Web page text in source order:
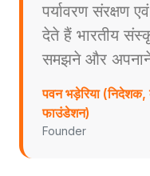
पर्यावरण संरक्षण
देते हैं भारतीय
समझने और
पवन भड़ेरिया
फाउंडेशन)
Founder